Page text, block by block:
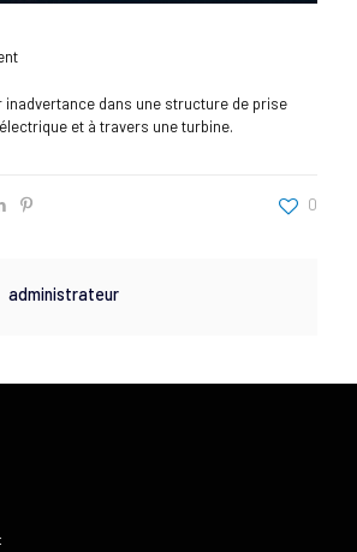
dans une structure de prise
et à travers une turbine.
0
administrateur